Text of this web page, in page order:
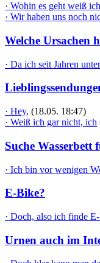
· Wohin es geht weiß
· Wir haben uns noch
Welche Ursachen
· Da ich seit Jahren unter
· Hey, (18.05. 18:47)
· Weiß ich gar nicht, ich
Suche Wasserbett
· Ich bin vor wenigen
E-Bike?
· Doch, also ich finde
Urnen auch im